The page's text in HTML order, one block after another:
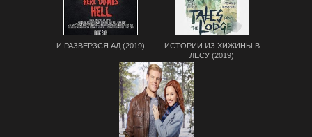
И РАЗВЕРЗСЯ АД (2019)
ИСТОРИИ ИЗ ХИЖИНЫ В
ЛЕСУ (2019)